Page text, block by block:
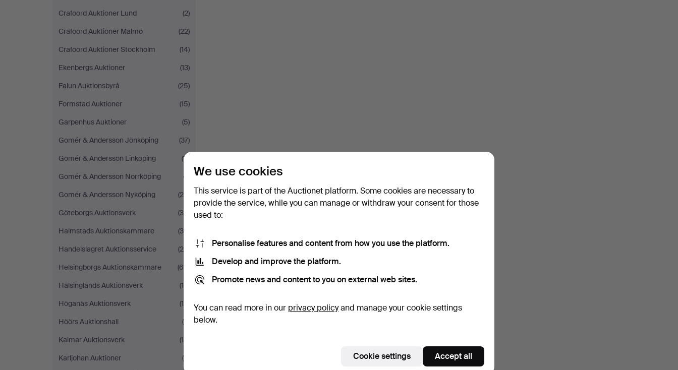
Crafoord Auktioner Lund
(2)
Crafoord Auktioner Malmö
(22)
Crafoord Auktioner Stockholm
(14)
Ekenbergs Auktioner
(13)
Falun Auktionsbyrå
(25)
Formstad Auktioner
(15)
Garpenhus Auktioner
(5)
Gomér & Andersson Jönköping
(37)
Gomér & Andersson Linköping
(11)
Gomér & Andersson Norrköping
(7)
Gomér & Andersson Nyköping
(20)
Göteborgs Auktionsverk
(34)
Halmstads Auktionskammare
(38)
Handelslagret Auktionsservice
(20)
Helsingborgs Auktionskammare
(66)
Hälsinglands Auktionsverk
(18)
Höganäs Auktionsverk
(10)
Höörs Auktionshall
(6)
Kalmar Auktionsverk
(19)
Karljohan Auktioner
(8)
We use cookies
This service is part of the Auctionet platform. Some cookies are necessary to
provide the service, while you can manage or withdraw your consent for those
used to:
Personalise features and content from how you use the platform.
Develop and improve the platform.
Promote news and content to you on external web sites.
You can read more in our privacy policyand manage your cookie settings
below.
Cookie settings Accept all